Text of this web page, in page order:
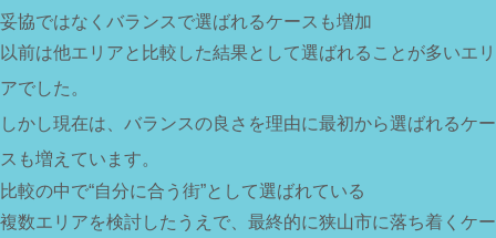
妥協ではなくバランスで選ばれるケースも増加
以前は他エリアと比較した結果として選ばれることが多いエリ
アでした。
しかし現在は、バランスの良さを理由に最初から選ばれるケー
スも増えています。
比較の中で“自分に合う街”として選ばれている
複数エリアを検討したうえで、最終的に狭山市に落ち着くケー